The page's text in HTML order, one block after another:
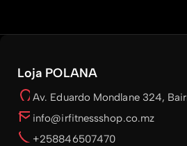
Loja POLANA
Av. Eduardo Mondlane 324,
info@irfitnessshop.co.mz
+258846507470